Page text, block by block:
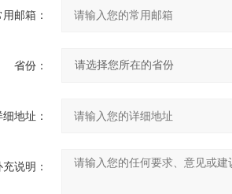
用邮箱：
省份：
细地址：
充说明：